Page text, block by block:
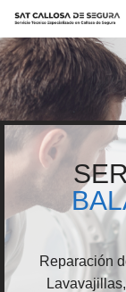
Saltar
al
contenido
Reparación